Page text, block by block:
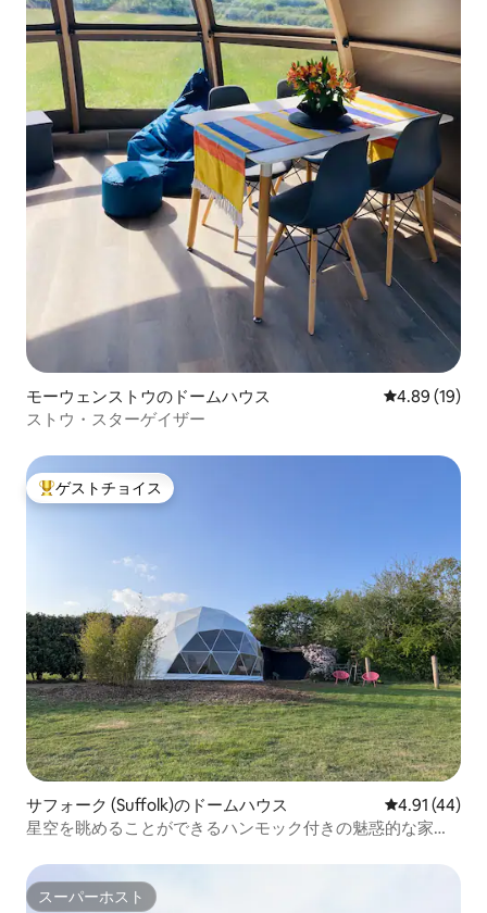
モーウェンストウのドームハウス レビュー19
4.89 (19)
ストウ・スターゲイザー
大好評のゲストチョイスです。
ゲストチョイス
サフォーク (Suffolk)のドームハウス レビュー44
4.91 (44)
星空を眺めることができるハンモック付きの魅惑的な家族
スーパーホスト
スーパーホスト